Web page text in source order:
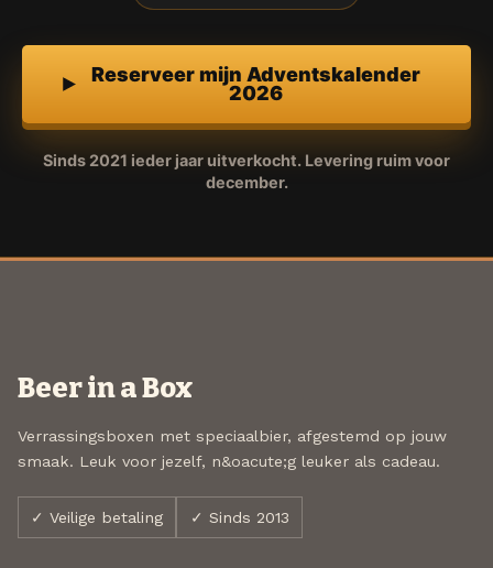
Reserveer mijn Adventskalender
2026
Sinds 2021 ieder jaar uitverkocht. Levering ruim voor
december.
Beer in a Box
Verrassingsboxen met speciaalbier, afgestemd op jouw
smaak. Leuk voor jezelf, n&oacute;g leuker als cadeau.
✓ Veilige betaling ✓ Sinds 2013